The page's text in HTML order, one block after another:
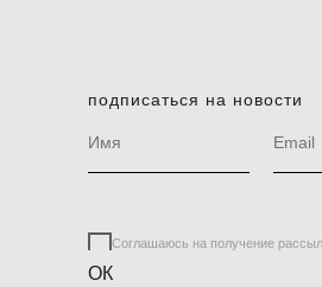
подписаться на новости
Соглашаюсь на получение
ОК